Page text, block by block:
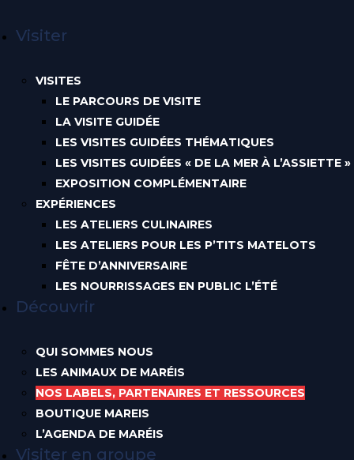
Visiter
VISITES
LE PARCOURS DE VISITE
LA VISITE GUIDÉE
LES VISITES GUIDÉES THÉMATIQUES
LES VISITES GUIDÉES « DE LA MER À L’ASSIETTE »
EXPOSITION COMPLÉMENTAIRE
EXPÉRIENCES
LES ATELIERS CULINAIRES
LES ATELIERS POUR LES P’TITS MATELOTS
FÊTE D’ANNIVERSAIRE
LES NOURRISSAGES EN PUBLIC L’ÉTÉ
Découvrir
QUI SOMMES NOUS
LES ANIMAUX DE MARÉIS
NOS LABELS, PARTENAIRES ET RESSOURCES
BOUTIQUE MAREIS
L’AGENDA DE MARÉIS
Visiter en groupe